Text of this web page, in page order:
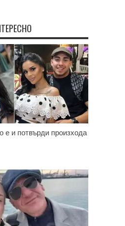
е и потвърди произхода